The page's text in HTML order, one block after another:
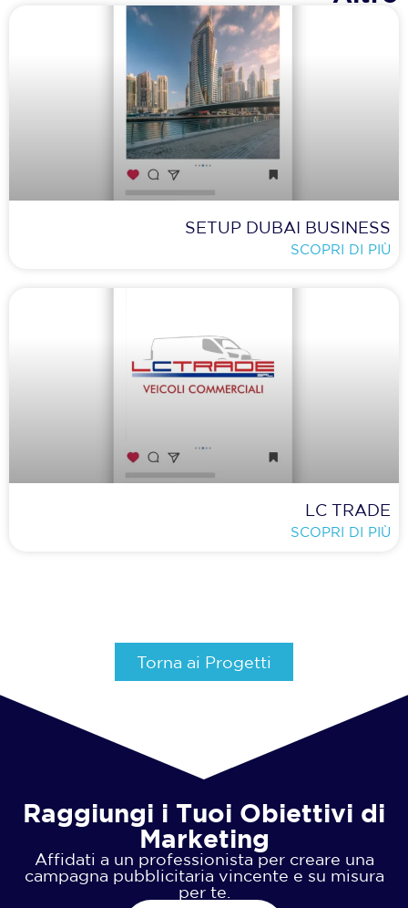
SETUP DUBAI BUSINESS
SCOPRI DI PIÙ
LC TRADE
SCOPRI DI PIÙ
Torna ai Progetti
Raggiungi i Tuoi Obiettivi di
Marketing
Affidati a un professionista per creare una
campagna pubblicitaria vincente e su misura
per te.